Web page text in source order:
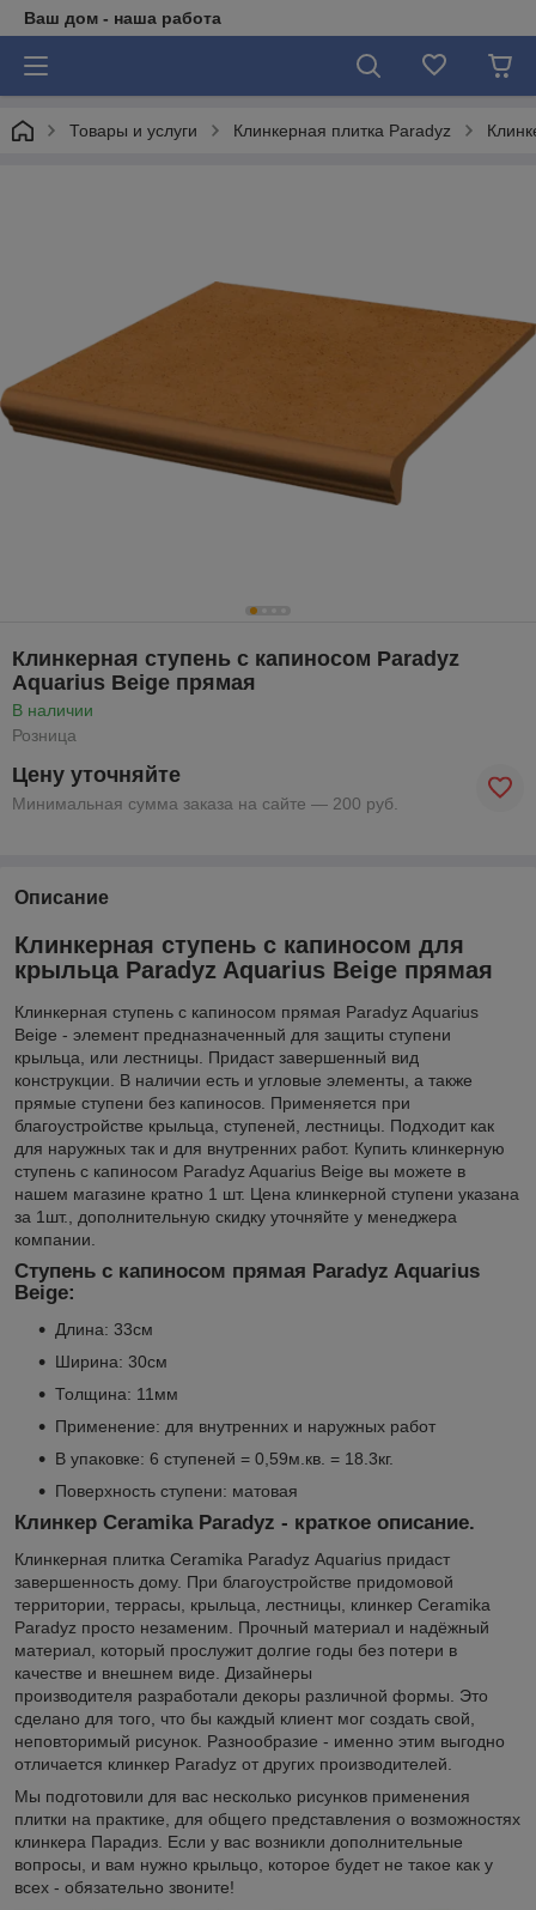
Ваш дом - наша работа
Товары и услуги Клинкерная плитка Paradyz
Клинкерная ступень с капиносом Paradyz
Aquarius Beige прямая
В наличии
Розница
Цену уточняйте
Минимальная сумма заказа на сайте — 200 руб.
Описание
Клинкерная ступень с капиносом для
крыльца Paradyz Aquarius Beige прямая
Клинкерная ступень с капиносом прямая Paradyz Aquarius
Beige - элемент предназначенный для защиты ступени
крыльца, или лестницы. Придаст завершенный вид
конструкции. В наличии есть и угловые элементы, а также
прямые ступени без капиносов. Применяется при
благоустройстве крыльца, ступеней, лестницы. Подходит как
для наружных так и для внутренних работ. Купить клинкерную
ступень с капиносом Paradyz Aquarius Beige вы можете в
нашем магазине кратно 1 шт. Цена клинкерной ступени указана
за 1шт., дополнительную скидку уточняйте у менеджера
компании.
Ступень с капиносом прямая Paradyz Aquarius
Beige:
Длина: 33см
Ширина: 30см
Толщина: 11мм
Применение: для внутренних и наружных работ
В упаковке: 6 ступеней = 0,59м.кв. = 18.3кг.
Поверхность ступени: матовая
Клинкер Ceramika Paradyz - краткое описание.
Клинкерная плитка Ceramika Paradyz Aquarius придаст
завершенность дому. При благоустройстве придомовой
территории, террасы, крыльца, лестницы, клинкер Ceramika
Paradyz просто незаменим. Прочный материал и надёжный
материал, который прослужит долгие годы без потери в
качестве и внешнем виде. Дизайнеры
производителя разработали декоры различной формы. Это
сделано для того, что бы каждый клиент мог создать свой,
неповторимый рисунок. Разнообразие - именно этим выгодно
отличается клинкер Paradyz от других производителей.
Мы подготовили для вас несколько рисунков применения
плитки на практике, для общего представления о возможностях
клинкера Парадиз. Если у вас возникли дополнительные
вопросы, и вам нужно крыльцо, которое будет не такое как у
всех - обязательно звоните!